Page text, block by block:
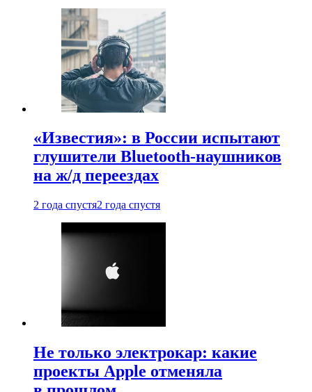
«Известия»: в России испытают
глушители Bluetooth-наушников
на ж/д переездах
2 года спустя2 года спустя
Не только электрокар: какие
проекты Apple отменяла